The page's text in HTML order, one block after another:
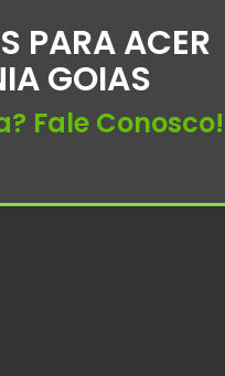
PARA ACER
GOIAS
Fale Conosco!